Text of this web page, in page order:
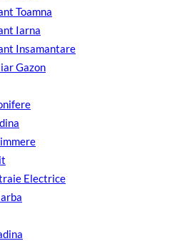
Toamna
Iarna
Insamantare
Gazon
Electrice